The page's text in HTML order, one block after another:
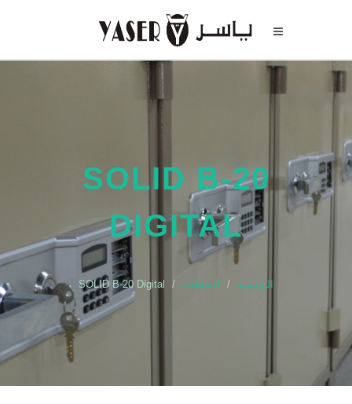
SOLID B-20
DIGITAL
الرئيسية المنتجات SOLID B-20 Digital